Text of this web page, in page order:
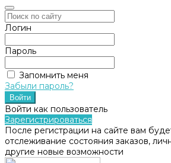
Логин
Пароль
Запомнить меня
Забыли пароль?
Войти как пользователь
Зарегистрироваться
После регистрации на сайте вам
отслеживание состояния заказов,
другие новые возможности